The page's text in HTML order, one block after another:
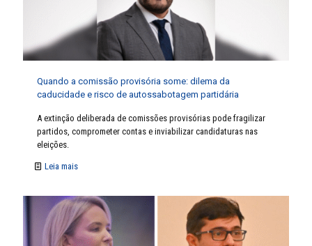
Quando a comissão provisória some: dilema da
caducidade e risco de autossabotagem partidária
A extinção deliberada de comissões provisórias pode fragilizar
partidos, comprometer contas e inviabilizar candidaturas nas
eleições.
Leia mais